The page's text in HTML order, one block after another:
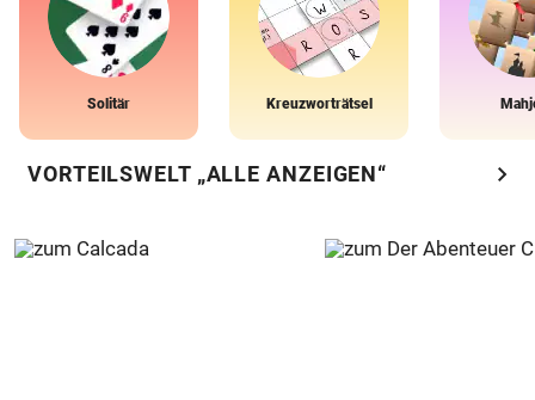
Solitär Kreuzworträtsel
VORTEILSWELT „ALLE ANZEIGEN“ chevron_right